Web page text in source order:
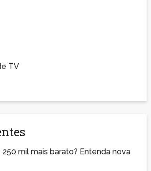
TV
250 mil mais barato? Entenda nova